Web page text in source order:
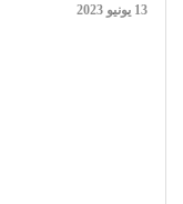
13 يونيو 2023